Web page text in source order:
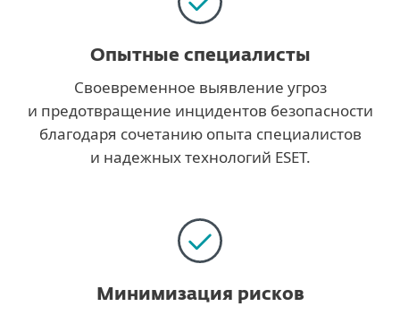
Опытные специалисты
Своевременное выявление угроз
и предотвращение инцидентов безопасности
благодаря сочетанию опыта специалистов
и надежных технологий ESET.
Минимизация рисков